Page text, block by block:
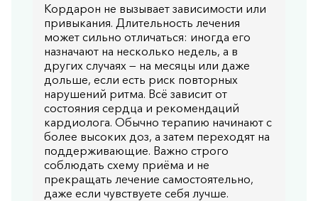
Кордарон не вызывает зависимости или
привыкания. Длительность лечения
может сильно отличаться: иногда его
назначают на несколько недель, а в
других случаях — на месяцы или даже
дольше, если есть риск повторных
нарушений ритма. Всё зависит от
состояния сердца и рекомендаций
кардиолога. Обычно терапию начинают с
более высоких доз, а затем переходят на
поддерживающие. Важно строго
соблюдать схему приёма и не
прекращать лечение самостоятельно,
даже если чувствуете себя лучше.